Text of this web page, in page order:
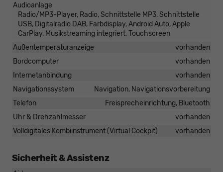
Audioanlage
Radio/MP3-Player, Radio, Schnittstelle MP3, Schnittstelle
USB, Digitalradio DAB, Farbdisplay, Android Auto, Apple
CarPlay, Musikstreaming integriert, Touchscreen
Außentemperaturanzeige
vorhanden
Bordcomputer
vorhanden
Internetanbindung
vorhanden
Navigationssystem
Navigation, Navigationsvorbereitung
Telefon
Freisprecheinrichtung, Bluetooth
Uhr & Drehzahlmesser
vorhanden
Volldigitales Kombiinstrument (Virtual Cockpit)
vorhanden
Sicherheit & Assistenz